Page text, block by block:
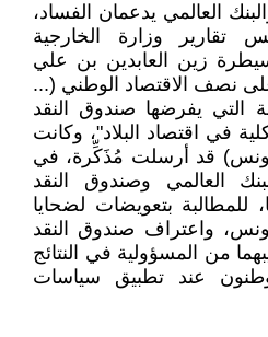
العالمي يدعمان الفساد،
تقارير وزارة الخارجية
سيطرة زين العابدين بن علي
نصف الاقتصاد الوطني (...
يفرضها صندوق النقد
في اقتصاد البلاد"، وكانت
(تونس) قد أرسلت مُذَكِّرة، في
إلى البنك العالمي وصندوق النقد
للمطالبة بتعويضات لضحايا
واعتراف صندوق النقد
من المسؤولية في النتائج
عند تطبيق سياسات